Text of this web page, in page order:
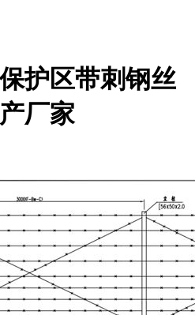
护区带刺钢丝
厂家